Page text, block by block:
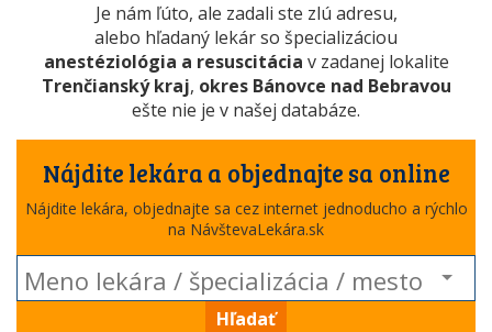
Je nám ľúto, ale zadali ste zlú adresu,
alebo hľadaný lekár so špecializáciou
anestéziológia a resuscitácia v zadanej lokalite
Trenčianský kraj, okres Bánovce nad Bebravou
ešte nie je v našej databáze.
Nájdite lekára a objednajte sa online
Nájdite lekára, objednajte sa cez internet jednoducho a rýchlo
na NávštevaLekára.sk
Hľadať